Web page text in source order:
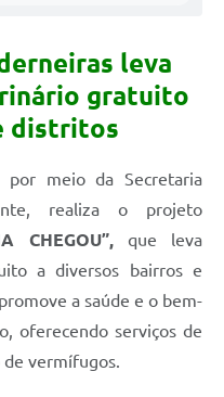
leva
gratuito
distritos
por meio da Secretaria
realiza o projeto
CHEGOU”,
que leva
a diversos bairros e
a saúde e o bem-
oferecendo serviços de
vermífugos.